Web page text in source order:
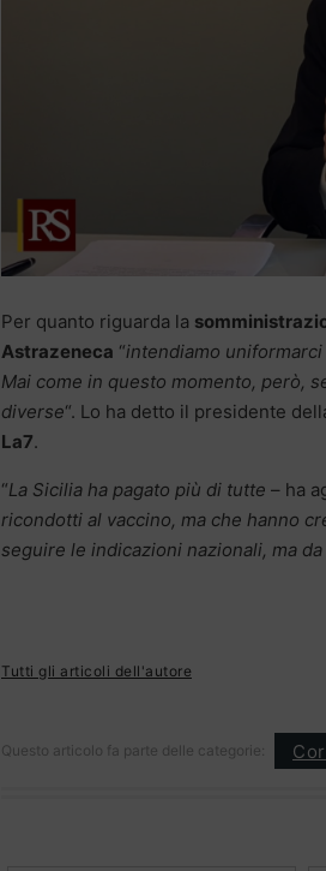
Per quanto riguarda la
Astrazeneca “intendiamo
Mai come in questo momento, però,
diverse“. Lo ha detto il presidente
La7.
“La Sicilia ha pagato più di tutte – ha
ricondotti al vaccino, ma che hanno
seguire le indicazioni nazionali, ma
Tutti gli articoli dell'autore
Questo articolo fa parte delle categorie: